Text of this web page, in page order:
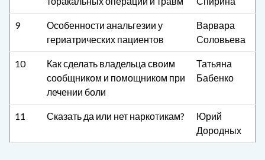
9
Особенности анальгезии у
гериатрических пациентов
Варвара
Соловьева
10
Как сделать владельца своим
сообщником и помощником при
лечении боли
Татьяна
Бабенко
11 Сказать да или нет наркотикам?
Юрий
Дородных